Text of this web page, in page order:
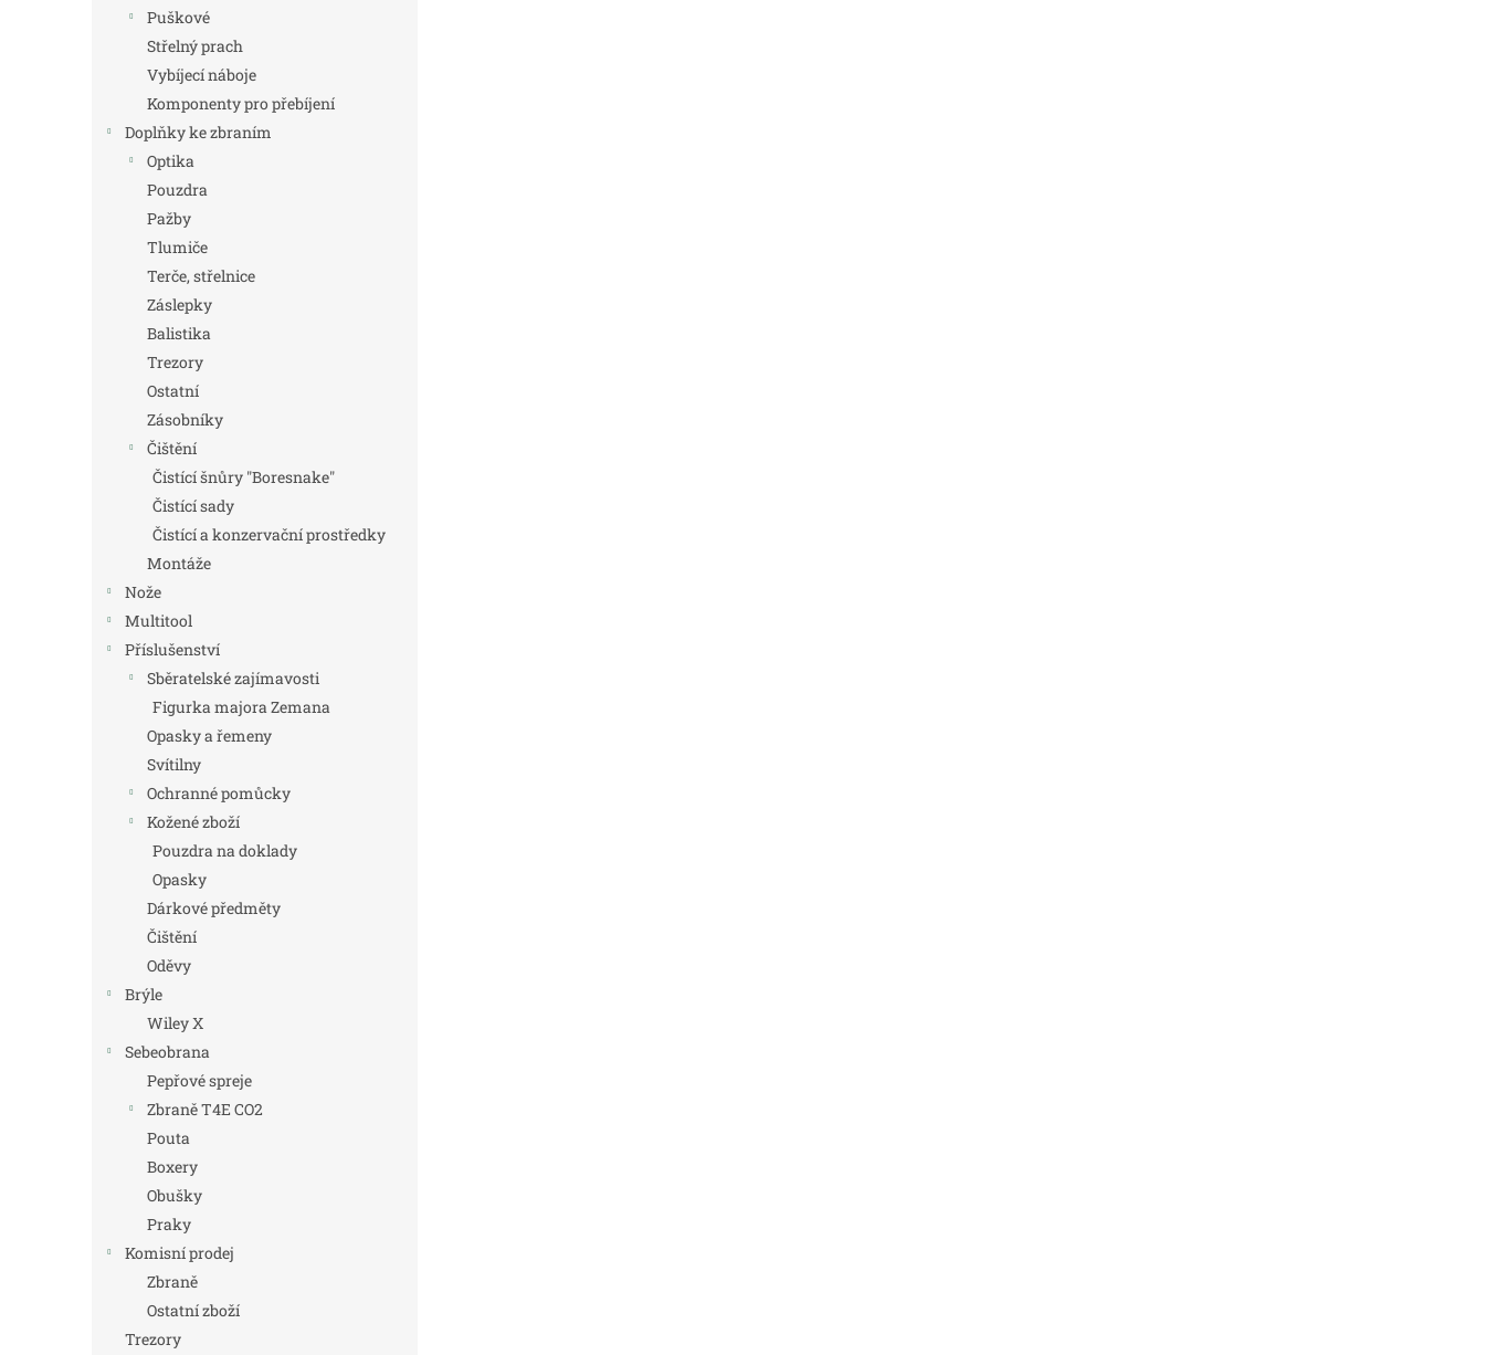
Puškové
Střelný prach
Vybíjecí náboje
Komponenty pro přebíjení
Doplňky ke zbraním
Optika
Pouzdra
Pažby
Tlumiče
Terče, střelnice
Záslepky
Balistika
Trezory
Ostatní
Zásobníky
Čištění
Čistící šnůry "Boresnake"
Čistící sady
Čistící a konzervační prostředky
Montáže
Nože
Multitool
Příslušenství
Sběratelské zajímavosti
Figurka majora Zemana
Opasky a řemeny
Svítilny
Ochranné pomůcky
Kožené zboží
Pouzdra na doklady
Opasky
Dárkové předměty
Čištění
Oděvy
Brýle
Wiley X
Sebeobrana
Pepřové spreje
Zbraně T4E CO2
Pouta
Boxery
Obušky
Praky
Komisní prodej
Zbraně
Ostatní zboží
Trezory